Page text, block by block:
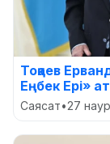
Тоқаев
Еңбек Ері»
Саясат•27